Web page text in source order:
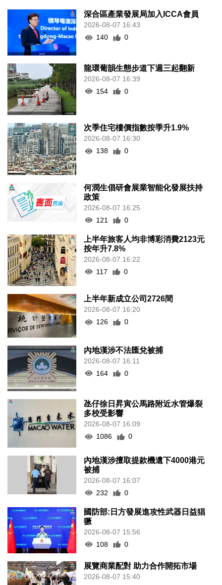
深合區產業發展局加入ICCA會員
2026-08-07 16:43
140
0
龍環葡韻生態步道下週三起翻新
2026-08-07 16:39
154
0
次季住宅樓價指數按季升1.9%
2026-08-07 16:30
138
0
何潤生倡研會展業智能化發展扶持
政策
2026-08-07 16:25
121
0
上半年旅客人均非博彩消費2123元
按年升7.8%
2026-08-07 16:22
117
0
上半年新成立公司2726間
2026-08-07 16:20
126
0
內地漢涉不法匯兌被捕
2026-08-07 16:11
164
0
氹仔徐日昇寅公馬路附近水管爆裂
多校受影響
2026-08-07 16:09
1086
0
內地漢涉擅取提款機遺下4000港元
被捕
2026-08-07 16:07
232
0
國防部:日方發展進攻性武器日益猖
獗
2026-08-07 15:56
108
0
展覽商業配對 助力合作開拓市場
2026-08-07 15:40